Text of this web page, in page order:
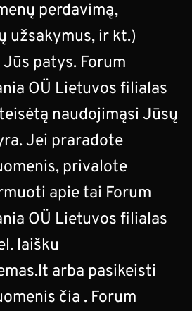
perdavimą,
užsakymus, ir kt.)
patys. Forum
OÜ Lietuvos filialas
naudojimąsi Jūsų
Jei praradote
privalote
apie tai Forum
OÜ Lietuvos filialas
laišku
arba pasikeisti
čia . Forum